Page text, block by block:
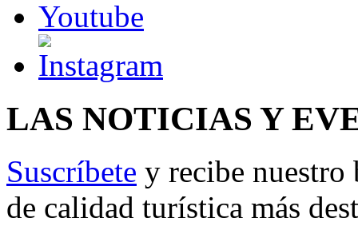
LAS NOTICIAS Y
Suscríbete y recibe nuestro
de calidad turística más